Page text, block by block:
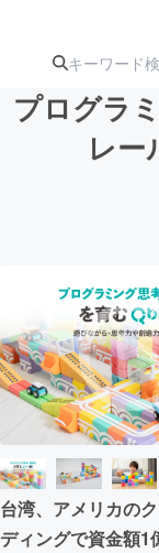
アー
テクノ
映像
ビジ
まちづ
プログラ
レー
台湾、アメリカの
ディングで資金額1